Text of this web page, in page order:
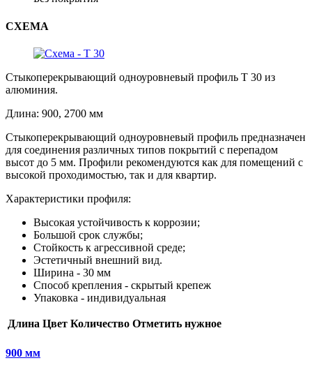
СХЕМА
Стыкоперекрывающий одноуровневый профиль Т 30 из
алюминия.
Длина: 900, 2700 мм
Стыкоперекрывающий одноуровневый профиль предназначен
для соединения различных типов покрытий с перепадом
высот до 5 мм. Профили рекомендуются как для помещений с
высокой проходимостью, так и для квартир.
Характеристики профиля:
Высокая устойчивость к коррозии;
Большой срок службы;
Стойкость к агрессивной среде;
Эстетичный внешний вид.
Ширина - 30 мм
Способ крепления - скрытый крепеж
Упаковка - индивидуальная
Длина Цвет Количество Отметить нужное
900 мм